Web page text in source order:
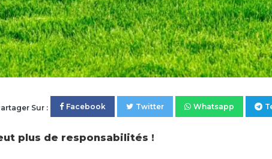
Sur : Facebook Twitter Whatsapp
plus de responsabilités !